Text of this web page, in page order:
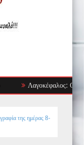
Λαγοκέφαλος: Ο
της ημέρας 8-